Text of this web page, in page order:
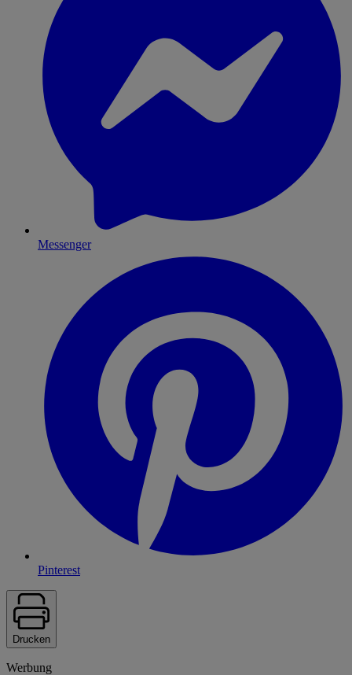
Messenger
Pinterest
Drucken
Werbung